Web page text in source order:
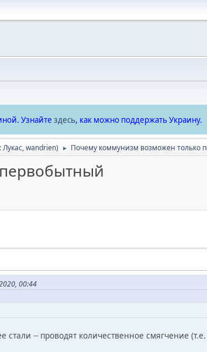
Узнайте здесь, как можно поддержать Украину.
Лукас,wandrien) ► Почему коммунизм возможен только
00:44
-- проводят количественное смягчение